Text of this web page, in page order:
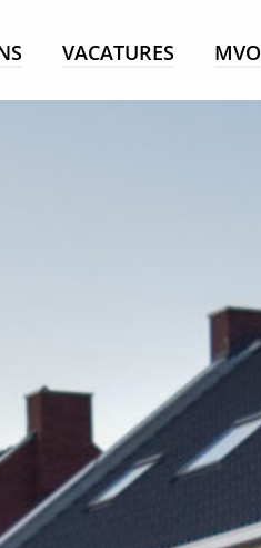
VACATURES MVO